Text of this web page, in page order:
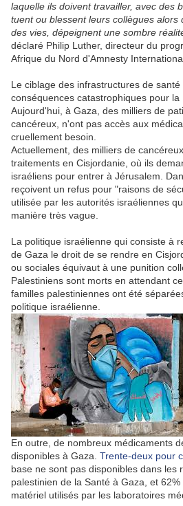
laquelle ils doivent travailler, avec des
tuent ou blessent leurs collègues alors
des vies, dépeignent une sombre
déclaré Philip Luther, directeur du
Afrique du Nord d'Amnesty
Le ciblage des infrastructures de
conséquences catastrophiques pour la
Aujourd'hui, à Gaza , des milliers de
cancéreux, n'ont pas accès aux
cruellement besoin.
Actuellement, des milliers de
traitements en Cisjordanie , où ils
israéliens pour entrer à Jérusalem
reçoivent un refus pour "raisons de
utilisée par les autorités israéliennes
manière très vague.
La politique israélienne qui consiste à
de Gaza le droit de se rendre en
ou sociales équivaut à une punition
Palestiniens sont morts en attendant
familles palestiniennes ont été
politique israélienne.
En outre, de nombreux médicaments
disponibles à Gaza Trente-deux pour
base ne sont pas disponibles dans les
palestinien de la Santé à Gaza , et
matériel utilisés par les laboratoires